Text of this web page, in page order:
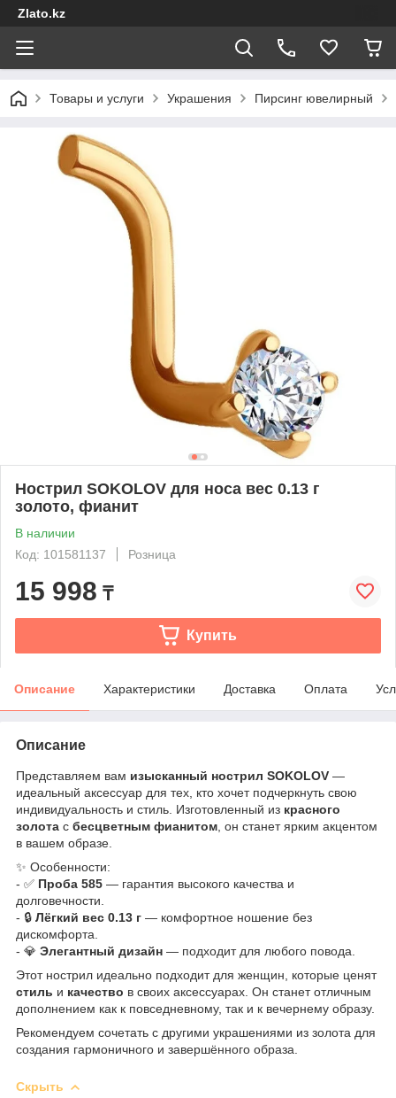
Zlato.kz
Товары и услуги Украшения Пирсинг ювелирный
Нострил SOKOLOV для носа вес 0.13 г
золото, фианит
В наличии
Код: 101581137
Розница
15 998 ₸
Купить
Описание Характеристики Доставка Оплата
Описание
Представляем вам изысканный нострил SOKOLOV —
идеальный аксессуар для тех, кто хочет подчеркнуть свою
индивидуальность и стиль. Изготовленный из красного
золота с бесцветным фианитом , он станет ярким акцентом
в вашем образе.
✨ Особенности:
- ✅ Проба 585 — гарантия высокого качества и
долговечности.
- 🔒 Лёгкий вес 0.13 г — комфортное ношение без
дискомфорта.
- 💎 Элегантный дизайн — подходит для любого повода.
Этот нострил идеально подходит для женщин, которые ценят
стиль и качество в своих аксессуарах. Он станет отличным
дополнением как к повседневному, так и к вечернему образу.
Рекомендуем сочетать с другими украшениями из золота для
создания гармоничного и завершённого образа.
Скрыть